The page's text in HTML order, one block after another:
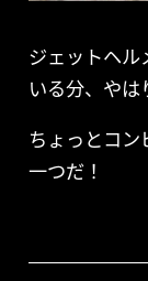
ジェットヘル
いる分、やは
ちょっとコ
一つだ！